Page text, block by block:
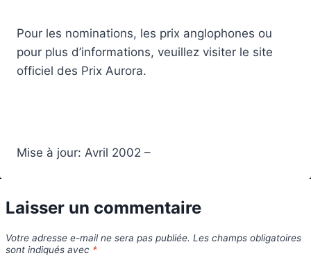
Pour les nominations, les prix anglophones ou
pour plus d’informations, veuillez visiter le site
officiel des Prix Aurora.
Mise à jour: Avril 2002 –
Laisser un commentaire
Votre adresse e-mail ne sera pas publiée. Les champs obligatoires
sont indiqués avec *